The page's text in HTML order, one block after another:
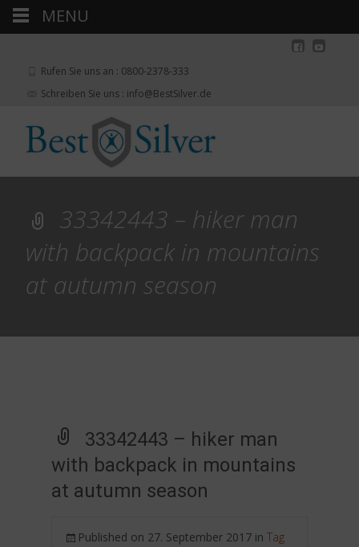
Rufen Sie uns an : 0800-2378-333
Schreiben Sie uns : info@BestSilver.de
33342443 – hiker man
with backpack in mountains
at autumn season
33342443 – hiker man
with backpack in mountains
at autumn season
Published on 27. September 2017 in Tag
MENU